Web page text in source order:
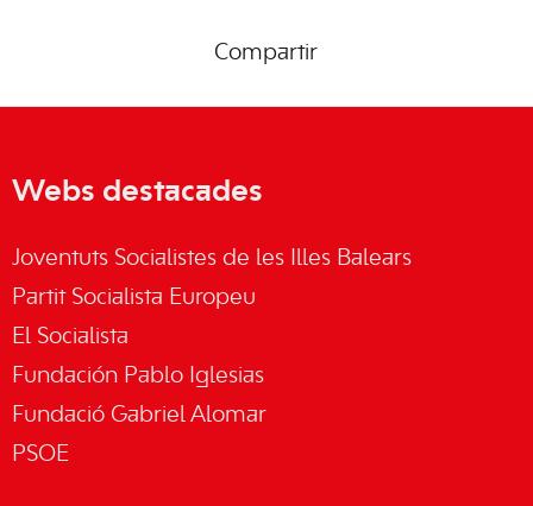
Compartir
Webs destacades
Joventuts Socialistes de les Illes Balears
Partit Socialista Europeu
El Socialista
Fundación Pablo Iglesias
Fundació Gabriel Alomar
PSOE